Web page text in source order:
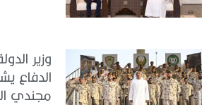
وزير
الدفاع